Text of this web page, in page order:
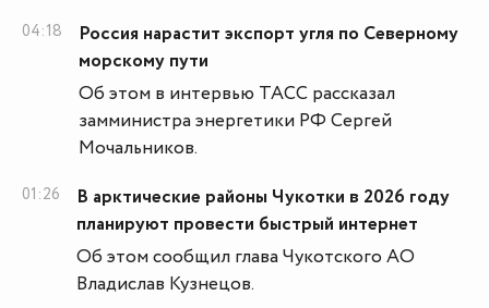
04:18
Россия нарастит экспорт угля по Северному
морскому пути
Об этом в интервью ТАСС рассказал
замминистра энергетики РФ Сергей
Мочальников.
01:26
В арктические районы Чукотки в 2026 году
планируют провести быстрый интернет
Об этом сообщил глава Чукотского АО
Владислав Кузнецов.